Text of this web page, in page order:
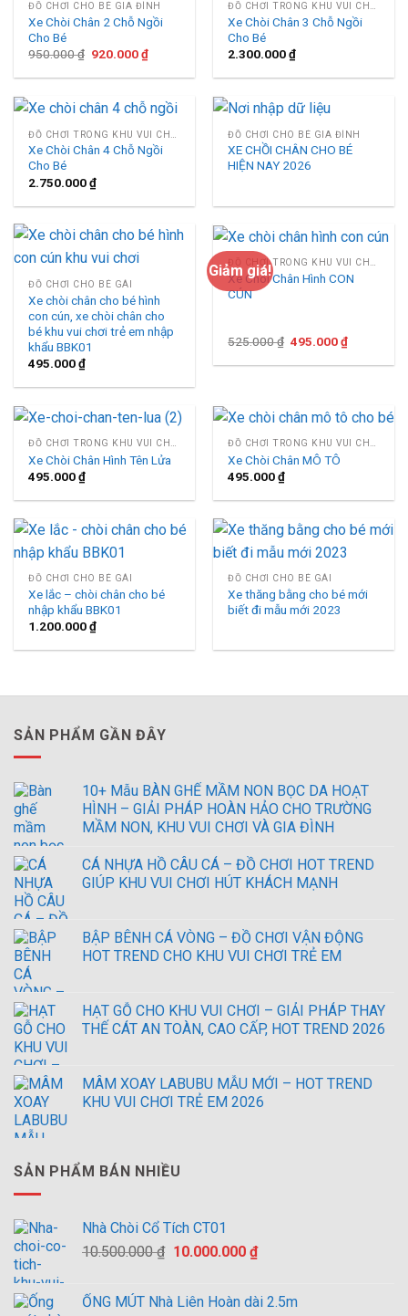
ĐỒ CHƠI CHO BÉ GIA ĐÌNH
Xe Chòi Chân 2 Chỗ Ngồi
Cho Bé
950.000₫ Giá
là:
920.000₫Giá
tại
920.000 ₫.
Xe Chòi Chân 3 Chỗ Ngồi
Cho Bé
2.300.000₫
Xe Chòi Chân 4 Chỗ Ngồi
Cho Bé
2.750.000₫
ĐỒ CHƠI CHO BÉ GIA ĐÌNH
XE CHỒI CHÂN CHO BÉ
HIỆN NAY 2026
ĐỒ CHƠI CHO BÉ GÁI
Xe chòi chân cho bé hình
con cún, xe chòi chân cho
bé khu vui chơi trẻ em nhập
khẩu BBK01
495.000₫
Giảm giá!
Xe Chòi Chân Hình CON
CÚN
525.000₫ Giá
là:
495.000₫Giá
tại
ĐỒ CHƠI TRONG KHU VUI CHƠI
Xe Chòi Chân Hình Tên Lửa
495.000₫
ĐỒ CHƠI TRONG KHU VUI CHƠI
Xe Chòi Chân MÔ TÔ
495.000₫
ĐỒ CHƠI CHO BÉ GÁI
Xe lắc – chòi chân cho bé
nhập khẩu BBK01
1.200.000₫
ĐỒ CHƠI CHO BÉ GÁI
Xe thăng bằng cho bé mới
biết đi mẫu mới 2023
SẢN PHẨM GẦN ĐÂY
10+ Mẫu BÀN GHẾ MẦM NON BỌC DA HOẠT
HÌNH – GIẢI PHÁP HOÀN HẢO CHO TRƯỜNG
MẦM NON, KHU VUI CHƠI VÀ GIA ĐÌNH
CÁ NHỰA HỒ CÂU CÁ – ĐỒ CHƠI HOT TREND
GIÚP KHU VUI CHƠI HÚT KHÁCH MẠNH
BẬP BÊNH CÁ VÒNG – ĐỒ CHƠI VẬN ĐỘNG
HOT TREND CHO KHU VUI CHƠI TRẺ EM
HẠT GỖ CHO KHU VUI CHƠI – GIẢI PHÁP THAY
THẾ CÁT AN TOÀN, CAO CẤP, HOT TREND 2026
MÂM XOAY LABUBU MẪU MỚI – HOT TREND
KHU VUI CHƠI TRẺ EM 2026
SẢN PHẨM BÁN NHIỀU
Nhà Chòi Cổ Tích CT01
10.500.000₫ Giá
10.500.000 ₫.
10.000.000 ₫Giá
là:
ỐNG MÚT Nhà Liên Hoàn dài 2.5m